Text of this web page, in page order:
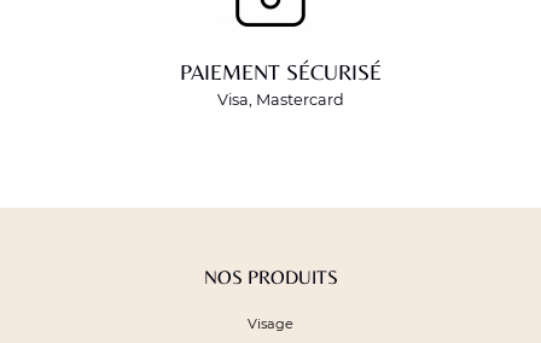
PAIEMENT SÉCURISÉ
Visa, Mastercard
NOS PRODUITS
Visage